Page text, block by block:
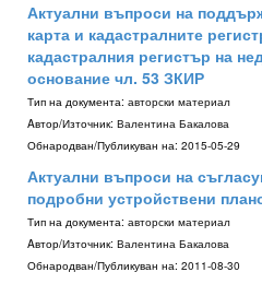
Актуални въпроси на
карта и кадастралните
кадастралния регистър на
основание чл. 53 ЗКИР
Тип на документа: авторски материал
Aвтор/Източник: Валентина Бакалова
Обнародван/Публикуван на: 2015-05-29
Актуални въпроси на
подробни устройствени
Тип на документа: авторски материал
Aвтор/Източник: Валентина Бакалова
Обнародван/Публикуван на: 2011-08-30